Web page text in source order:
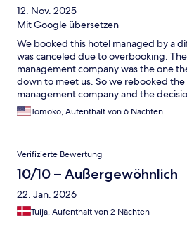
12. Nov. 2025
Mit Google übersetzen
We booked this hotel managed by a
was canceled due to overbooking.
management company was the one
down to meet us. So we rebooked
management company and the
do recommend to book this hotel by
company. After we booked, they took
us the hotel they took us was better
of the stay was great. Their
really made our KLCC stay comfortable.
Tomoko, Aufenthalt von 6 Nächten
Verifizierte Bewertung
10/10 – Außergewöhnlich
22. Jan. 2026
Tuija, Aufenthalt von 2 Nächten